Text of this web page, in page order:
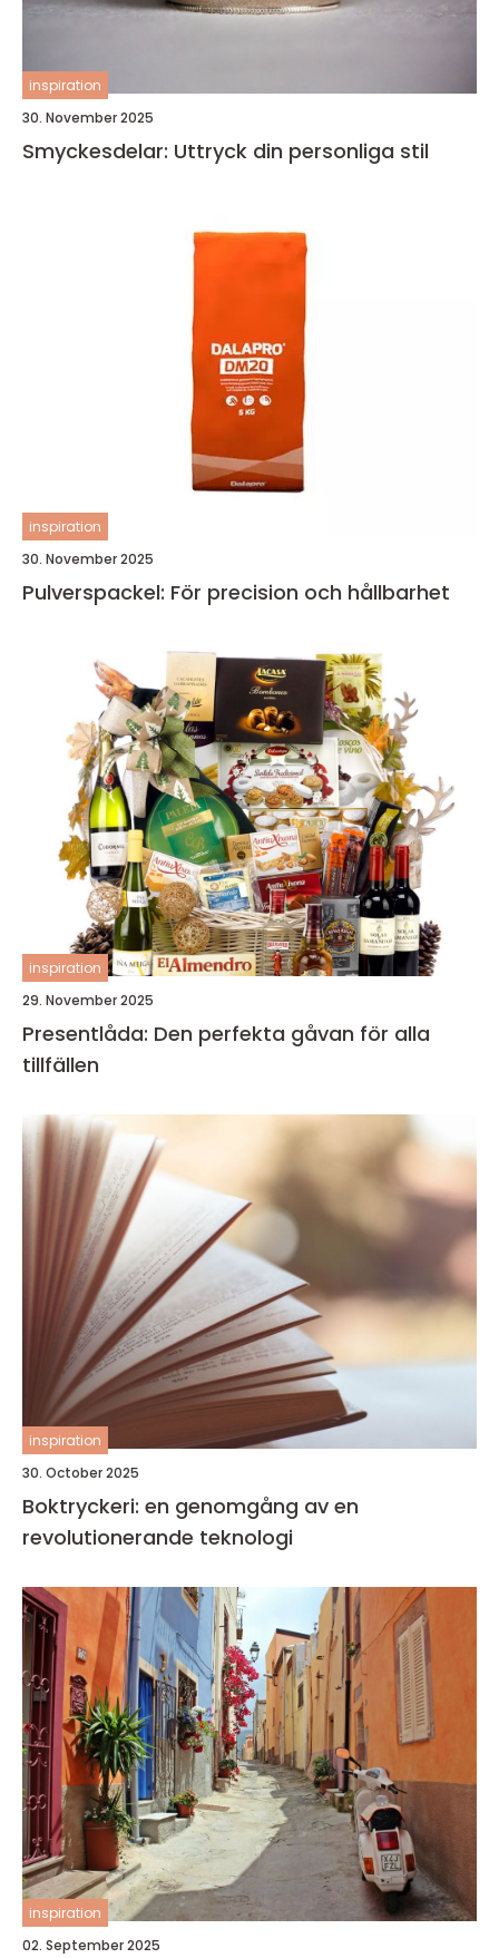
inspiration
30. November 2025
Smyckesdelar: Uttryck din personliga stil
inspiration
30. November 2025
Pulverspackel: För precision och hållbarhet
inspiration
29. November 2025
Presentlåda: Den perfekta gåvan för alla
tillfällen
inspiration
30. October 2025
Boktryckeri: en genomgång av en
revolutionerande teknologi
inspiration
02. September 2025